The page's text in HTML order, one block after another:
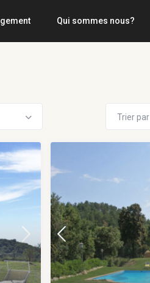
Qui sommes nous?
Trier par